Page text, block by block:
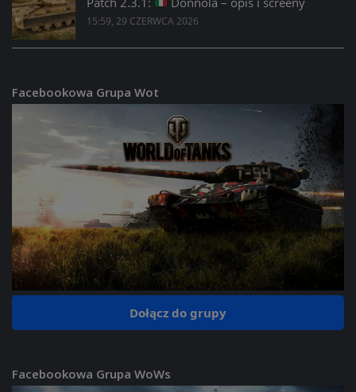
15:59, 29 CZERWCA 2026
Facebookowa Grupa Wot
Dołącz do grupy
Facebookowa Grupa WoWs